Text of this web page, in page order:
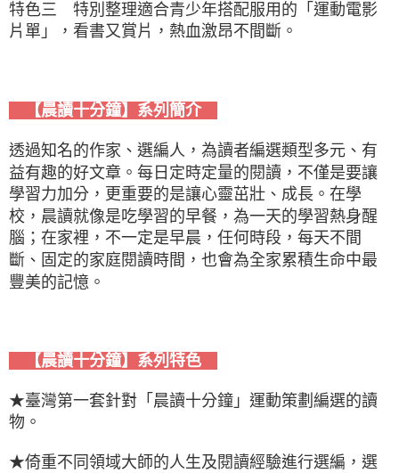
特色三 特別整理適合青少年搭配服用的「運動電影
片單」，看書又賞片，熱血激昂不間斷。
【晨讀十分鐘】系列簡介
透過知名的作家、選編人，為讀者編選類型多元、有
益有趣的好文章。每日定時定量的閱讀，不僅是要讓
學習力加分，更重要的是讓心靈茁壯、成長。在學
校，晨讀就像是吃學習的早餐，為一天的學習熱身醒
腦；在家裡，不一定是早晨，任何時段，每天不間
斷、固定的家庭閱讀時間，也會為全家累積生命中最
豐美的記憶。
【晨讀十分鐘】系列特色
★臺灣第一套針對「晨讀十分鐘」運動策劃編選的讀
物。
★倚重不同領域大師的人生及閱讀經驗進行選編，選